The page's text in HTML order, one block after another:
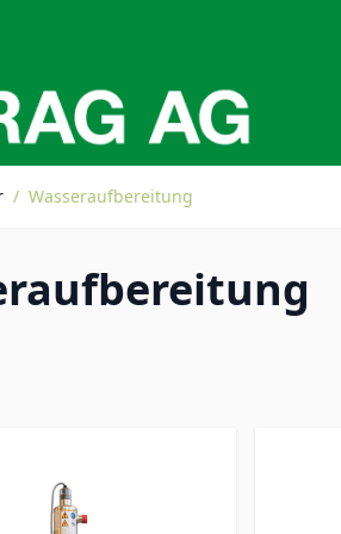
/ Wasseraufbereitung